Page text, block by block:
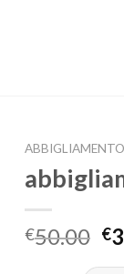
€50.00 €